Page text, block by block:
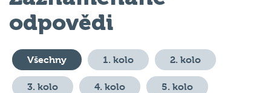
odpovědi
Všechny 1. kolo 2. kolo
3. kolo 4. kolo 5. kolo